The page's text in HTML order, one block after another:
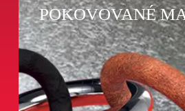
POKOVOVANÉ